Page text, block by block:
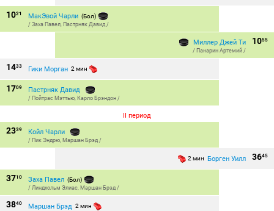
1021 МакЭвой Чарли (Бол)
/ Заха Павел, Пастрняк Давид /
1055
Миллер Джей Ти
/ Панарин Артемий /
1433 Гики Морган 2 мин
1709 Пастрняк Давид
/ Пойтрас Мэттью, Карло Брэндон /
II период
2339 Койл Чарли
/ Пик Эндрю, Маршан Брэд /
3645
2 мин Борген Уилл
3710 Заха Павел (Бол)
/ Линдхольм Элиас, Маршан Брэд /
3840 Маршан Брэд 2 мин